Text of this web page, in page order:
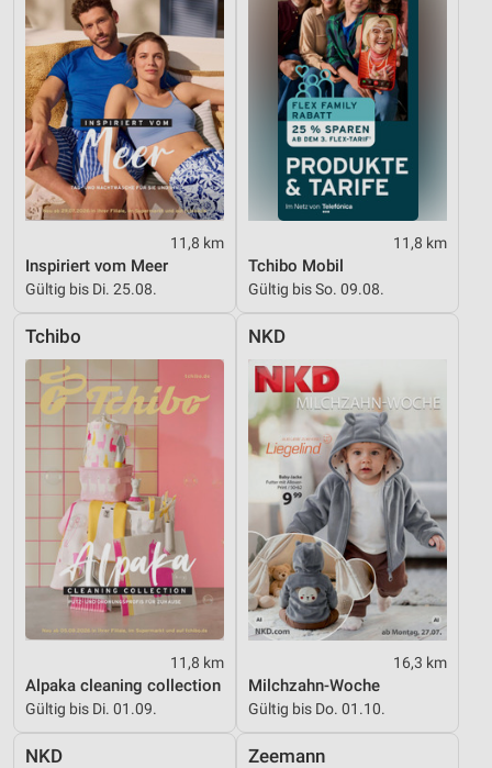
11,8 km
Inspiriert vom Meer
Gültig bis Di. 25.08.
11,8 km
Tchibo Mobil
Gültig bis So. 09.08.
Tchibo
11,8 km
Alpaka cleaning collection
Gültig bis Di. 01.09.
NKD
16,3 km
Milchzahn-Woche
Gültig bis Do. 01.10.
NKD Zeemann